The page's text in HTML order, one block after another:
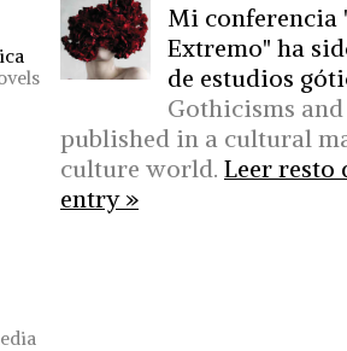
Mi conferencia
Extremo" ha
de estudios
Gothicisms
published in a cultural
culture world. Leer resto
entry »